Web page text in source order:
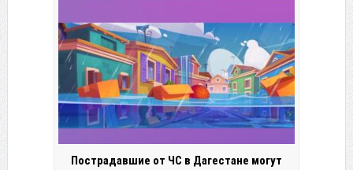
Пострадавшие от ЧС в Дагестане могут